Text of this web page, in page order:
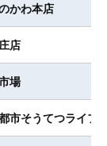
かわ本店
店
場
市そうてつライフ